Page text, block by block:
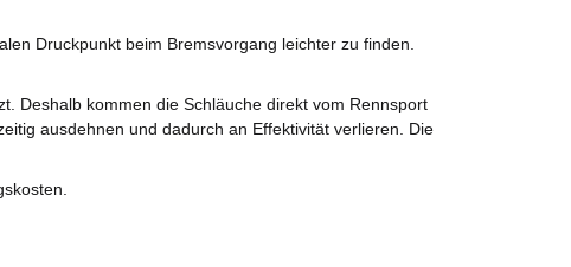
Druckpunkt beim Bremsvorgang leichter zu finden.
Deshalb kommen die Schläuche direkt vom Rennsport
ausdehnen und dadurch an Effektivität verlieren. Die